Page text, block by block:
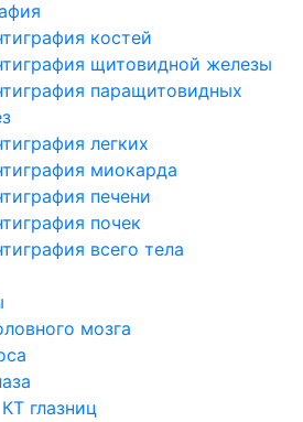
костей
щитовидной железы
паращитовидных
легких
миокарда
печени
почек
всего тела
мозга
КТ глазниц